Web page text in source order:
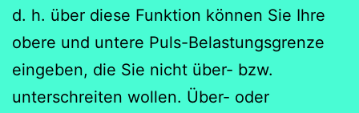
d. h. über diese Funktion können Sie Ihre
obere und untere Puls-Belastungsgrenze
eingeben, die Sie nicht über- bzw.
unterschreiten wollen. Über- oder